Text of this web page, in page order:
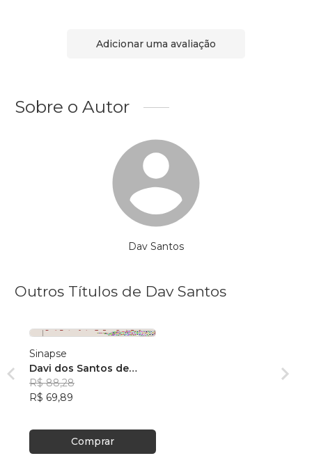
Adicionar uma avaliação
Sobre o Autor
Dav Santos
Outros Títulos de Dav Santos
Sinapse
Davi dos Santos de
Souza
R$ 88,28
R$ 69,89
Comprar